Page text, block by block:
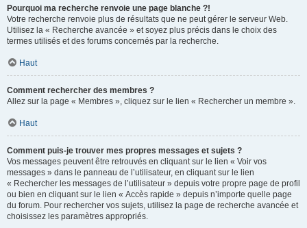
Pourquoi ma recherche renvoie une page blanche ?!
Votre recherche renvoie plus de résultats que ne peut gérer le serveur Web.
Utilisez la « Recherche avancée » et soyez plus précis dans le choix des
termes utilisés et des forums concernés par la recherche.
Haut
Comment rechercher des membres ?
Allez sur la page « Membres », cliquez sur le lien « Rechercher un membre ».
Haut
Comment puis-je trouver mes propres messages et sujets ?
Vos messages peuvent être retrouvés en cliquant sur le lien « Voir vos
messages » dans le panneau de l’utilisateur, en cliquant sur le lien
« Rechercher les messages de l’utilisateur » depuis votre propre page de profil
ou bien en cliquant sur le lien « Accès rapide » depuis n’importe quelle page
du forum. Pour rechercher vos sujets, utilisez la page de recherche avancée et
choisissez les paramètres appropriés.